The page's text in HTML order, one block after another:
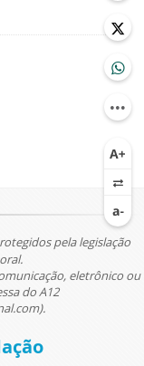
pela legislação
eletrônico ou
do A12